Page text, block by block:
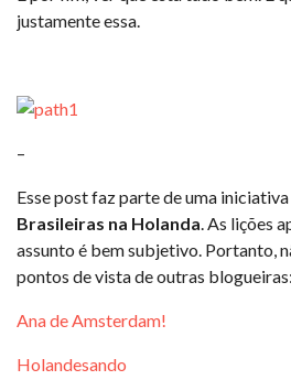
justamente essa.
–
Esse post faz parte de uma
Brasileiras na Holanda. As lições
assunto é bem subjetivo. Portanto,
pontos de vista de outras blogueiras:
Ana de Amsterdam!
Holandesando